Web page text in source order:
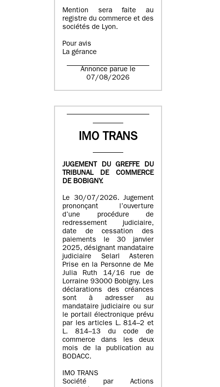
Mention sera faite au
registre du commerce et des
sociétés de Lyon.
Pour avis
La gérance
Annonce parue le
07/08/2026
IMO TRANS
JUGEMENT DU GREFFE DU
TRIBUNAL DE COMMERCE
DE BOBIGNY.
Le 30/07/2026. Jugement
prononçant l’ouverture
d’une procédure de
redressement judiciaire,
date de cessation des
paiements le 30 janvier
2025, désignant mandataire
judiciaire Selarl Asteren
Prise en la Personne de Me
Julia Ruth 14/16 rue de
Lorraine 93000 Bobigny. Les
déclarations des créances
sont à adresser au
mandataire judiciaire ou sur
le portail électronique prévu
par les articles L. 814–2 et
L. 814–13 du code de
commerce dans les deux
mois de la publication au
BODACC.
IMO TRANS
Société par Actions